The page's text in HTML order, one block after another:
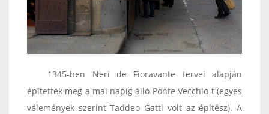
1345-ben Neri de Fioravante tervei alapján
építették meg a mai napig álló Ponte Vecchio-t (egyes
vélemények szerint Taddeo Gatti volt az építész). A